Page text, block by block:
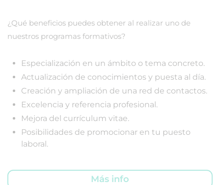
¿Qué beneficios puedes obtener al realizar uno de
nuestros programas formativos?
Especialización en un ámbito o tema concreto.
Actualización de conocimientos y puesta al día.
Creación y ampliación de una red de contactos.
Excelencia y referencia profesional.
Mejora del currículum vitae.
Posibilidades de promocionar en tu puesto
laboral.
Más info